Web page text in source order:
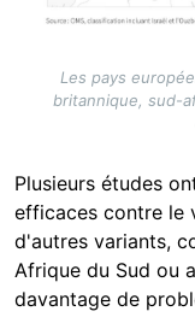
Les pays
britannique, sud-
Plusieurs études
efficaces contre le
d'autres variants,
Afrique du Sud ou
davantage de